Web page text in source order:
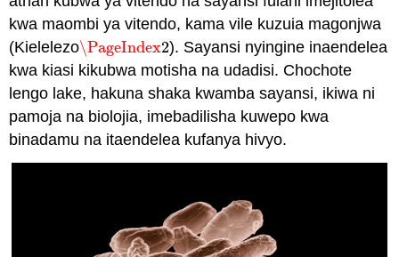
kwa maombi ya vitendo, kama vile kuzuia magonjwa
(Kielelezo\PageIndex2
\PageIndex2). Sayansi nyingine inaendelea
kwa kiasi kikubwa motisha na udadisi. Chochote
lengo lake, hakuna shaka kwamba sayansi, ikiwa ni
pamoja na biolojia, imebadilisha kuwepo kwa
binadamu na itaendelea kufanya hivyo.